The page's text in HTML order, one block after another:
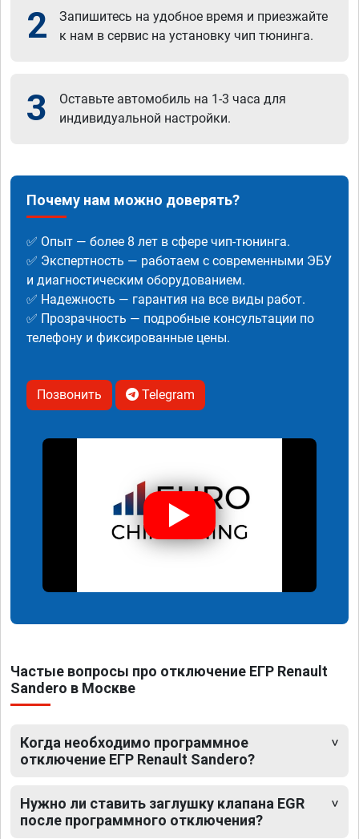
2
Запишитесь на удобное время и приезжайте
к нам в сервис на установку чип тюнинга.
3
Оставьте автомобиль на 1-3 часа для
индивидуальной настройки.
Почему нам можно доверять?
✅ Опыт — более 8 лет в сфере чип-тюнинга.
✅ Экспертность — работаем с современными ЭБУ
и диагностическим оборудованием.
✅ Надежность — гарантия на все виды работ.
✅ Прозрачность — подробные консультации по
телефону и фиксированные цены.
Позвонить Telegram
Частые вопросы про отключение ЕГР Renault
Sandero в Москве
Когда необходимо программное
отключение ЕГР Renault Sandero?
Нужно ли ставить заглушку клапана EGR
после программного отключения?